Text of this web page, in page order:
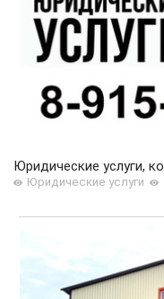
Юридические услуги,
Юридические услуги